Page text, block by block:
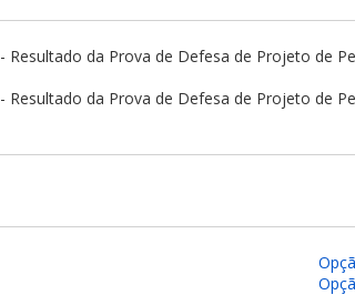
- Resultado da Prova de Defesa de Projeto de
- Resultado da Prova de Defesa de Projeto de